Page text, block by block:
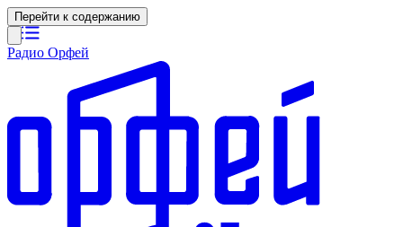
Перейти к содержанию
Радио Орфей